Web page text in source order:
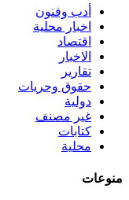
أدب وفنون
اخبار محلية
اقتصاد
الاخبار
تقارير
حقوق وحريات
دولية
غير مصنف
كتابات
محلية
منوعات